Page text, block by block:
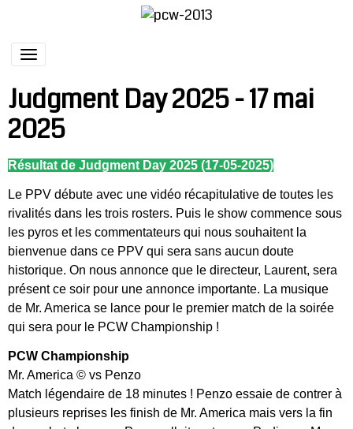
Judgment Day 2025 - 17 mai
2025
Résultat de Judgment Day 2025 (17-05-2025)
Le PPV débute avec une vidéo récapitulative de toutes les
rivalités dans les trois rosters. Puis le show commence sous
les pyros et les commentateurs qui nous souhaitent la
bienvenue dans ce PPV qui sera sans aucun doute
historique. On nous annonce que le directeur, Laurent, sera
présent ce soir pour une annonce importante. La musique
de Mr. America se lance pour le premier match de la soirée
qui sera pour le PCW Championship !
PCW Championship
Mr. America © vs Penzo
Match légendaire de 18 minutes ! Penzo essaie de contrer à
plusieurs reprises les finish de Mr. America mais vers la fin